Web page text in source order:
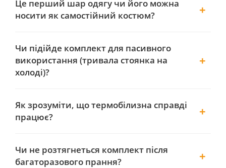
Це перший шар одягу чи його можна
носити як самостійний костюм?
Чи підійде комплект для пасивного
використання (тривала стоянка на
холоді)?
Як зрозуміти, що термобілизна справді
працює?
Чи не розтягнеться комплект після
багаторазового прання?